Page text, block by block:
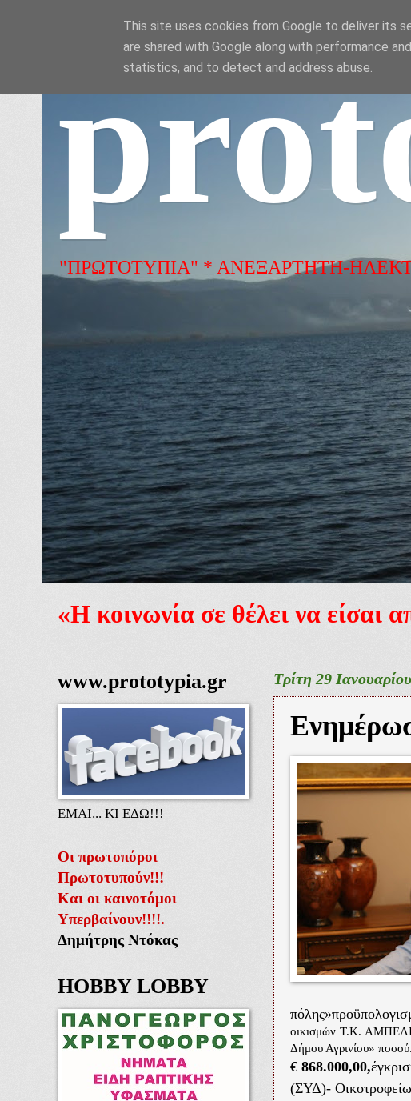
"ΠΡΩΤΟΤΥΠΙΑ" * ΑΝΕΞΑΡΤΗΤΗ-
«Η κοινωνία σε θέλει να
Τρίτη 29
οικισμών Τ.Κ.
Δήμου Αγρινίου»
€ 868.000,00,
(ΣΥΔ)-
www.prototypia.gr
ΕΜΑΙ... ΚΙ ΕΔΩ!!!
Οι πρωτοπόροι
Πρωτοτυπούν!!!
Και οι καινοτόμοι
Υπερβαίνουν!!!!.
Δημήτρης Ντόκας
HOBBY LOBBY
This site uses cookies from Google to deliver its
are shared with Google along with performance
statistics, and to detect and address abuse.